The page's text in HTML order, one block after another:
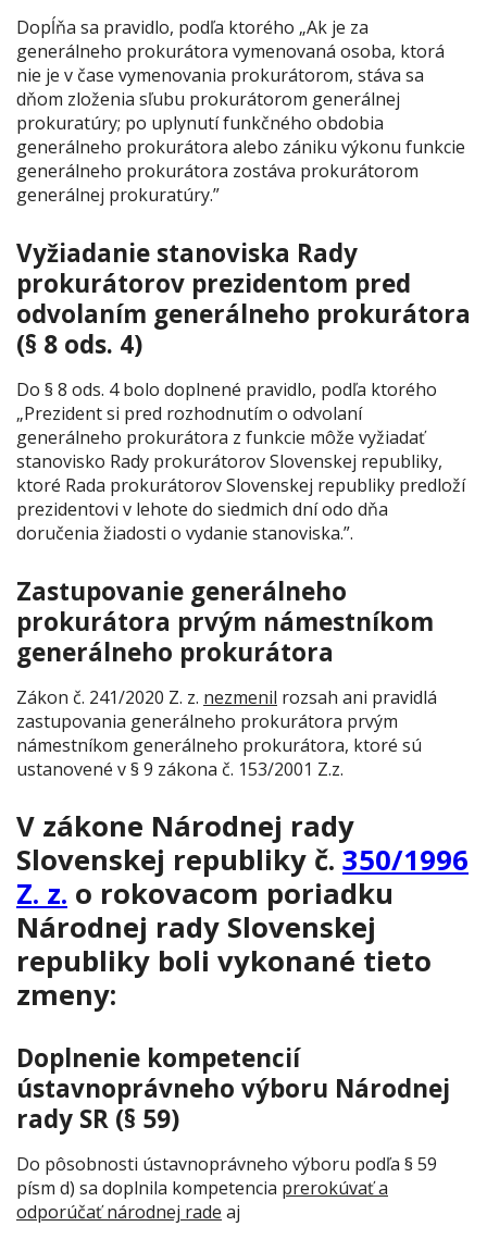
Dopĺňa sa pravidlo, podľa ktorého „Ak je za
generálneho prokurátora vymenovaná osoba, ktorá
nie je v čase vymenovania prokurátorom, stáva sa
dňom zloženia sľubu prokurátorom generálnej
prokuratúry; po uplynutí funkčného obdobia
generálneho prokurátora alebo zániku výkonu funkcie
generálneho prokurátora zostáva prokurátorom
generálnej prokuratúry.”
Vyžiadanie stanoviska Rady
prokurátorov prezidentom pred
odvolaním generálneho prokurátora
(§ 8 ods. 4)
Do § 8 ods. 4 bolo doplnené pravidlo, podľa ktorého
„Prezident si pred rozhodnutím o odvolaní
generálneho prokurátora z funkcie môže vyžiadať
stanovisko Rady prokurátorov Slovenskej republiky,
ktoré Rada prokurátorov Slovenskej republiky predloží
prezidentovi v lehote do siedmich dní odo dňa
doručenia žiadosti o vydanie stanoviska.”.
Zastupovanie generálneho
prokurátora prvým námestníkom
generálneho prokurátora
Zákon č. 241/2020 Z. z. nezmenil rozsah ani pravidlá
zastupovania generálneho prokurátora prvým
námestníkom generálneho prokurátora, ktoré sú
ustanovené v § 9 zákona č. 153/2001 Z.z.
V zákone Národnej rady
Slovenskej republiky č. 350/1996
Z. z. o rokovacom poriadku
Národnej rady Slovenskej
republiky boli vykonané tieto
zmeny:
Doplnenie kompetencií
ústavnoprávneho výboru Národnej
rady SR (§ 59)
Do pôsobnosti ústavnoprávneho výboru podľa § 59
písm d) sa doplnila kompetencia prerokúvať a
odporúčať národnej rade aj